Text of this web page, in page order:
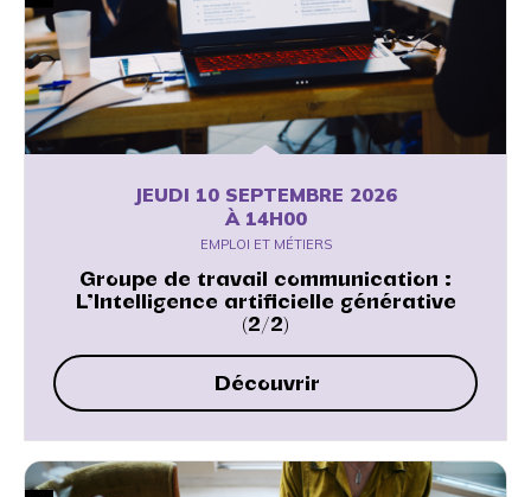
JEUDI 10 SEPTEMBRE 2026
À 14H00
EMPLOI ET MÉTIERS
Groupe de travail communication :
L’Intelligence artificielle générative
(2/2)
Découvrir